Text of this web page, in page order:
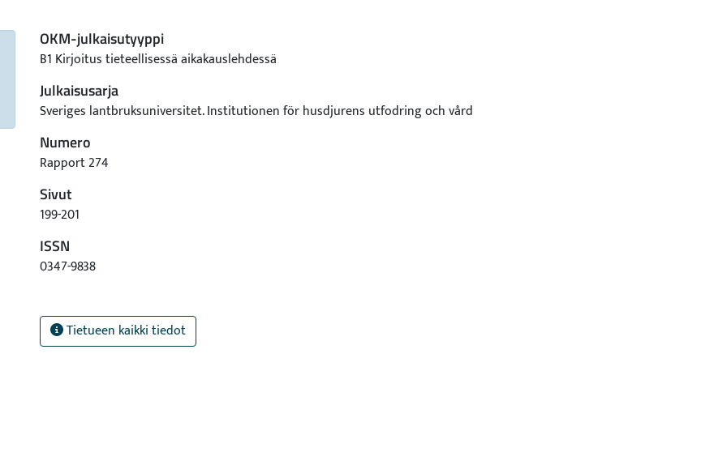
OKM-julkaisutyyppi
B1 Kirjoitus tieteellisessä aikakauslehdessä
Julkaisusarja
Sveriges lantbruksuniversitet. Institutionen för husdjurens utfodring och vård
Numero
Rapport 274
Sivut
199-201
ISSN
0347-9838
Tietueen kaikki tiedot